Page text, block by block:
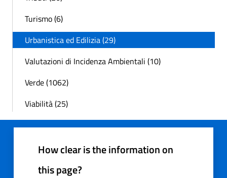
Turismo (6)
Urbanistica ed Edilizia (29)
Valutazioni di Incidenza Ambientali (10)
Verde (1062)
Viabilità (25)
How clear is the information on
this page?